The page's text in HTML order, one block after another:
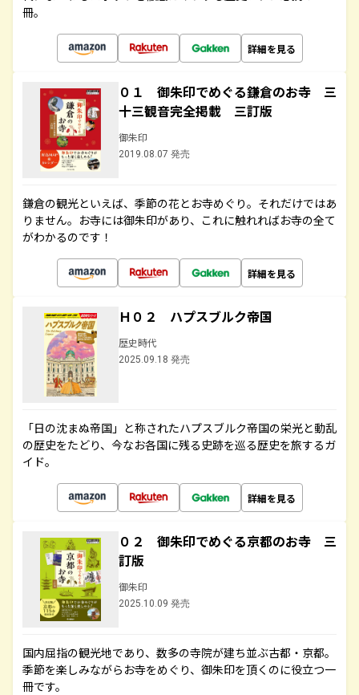
冊。
詳細を見る
０１ 御朱印でめぐる鎌倉のお寺 三
十三観音完全掲載 三訂版
御朱印
2019.08.07 発売
鎌倉の観光といえば、季節の花とお寺めぐり。それだけではあ
りません。お寺には御朱印があり、これに触れればお寺の全て
がわかるのです！
詳細を見る
Ｈ０２ ハプスブルク帝国
歴史時代
2025.09.18 発売
「日の沈まぬ帝国」と称されたハプスブルク帝国の栄光と動乱
の歴史をたどり、今なお各国に残る史跡を巡る歴史を旅するガ
イド。
詳細を見る
０２ 御朱印でめぐる京都のお寺 三
訂版
御朱印
2025.10.09 発売
国内屈指の観光地であり、数多の寺院が建ち並ぶ古都・京都。
季節を楽しみながらお寺をめぐり、御朱印を頂くのに役立つ一
冊です。